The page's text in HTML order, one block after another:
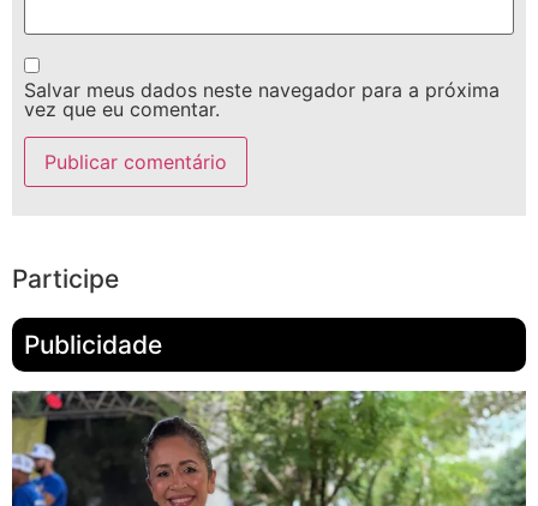
Salvar meus dados neste navegador para a próxima
vez que eu comentar.
Participe
Publicidade